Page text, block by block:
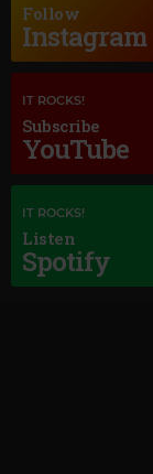
Follow
Instagram
IT ROCKS!
Subscribe
YouTube
IT ROCKS!
Listen
Spotify